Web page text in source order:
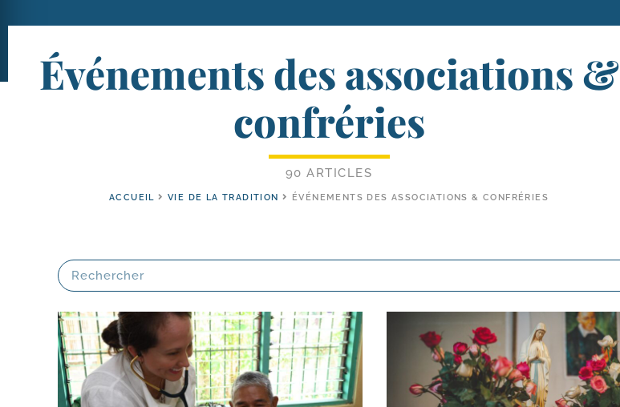
Événements des associations &
confréries
90 ARTICLES
ACCUEIL VIE DE LA TRADITION ÉVÉNEMENTS DES ASSOCIATIONS & CONFRÉRIES